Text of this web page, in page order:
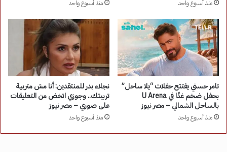
منذ أسبوع واحد منذ أسبوع واحد
تامر حسني يفتتح حفلات “يلا ساحل”
بحفل ضخم غدًا في U Arena
بالساحل الشمالي – مصر نيوز
منذ أسبوع واحد
نجلاء بدر للمنتقدين: أنا مش متربية
تربيتك.. وجوزي اتخض من التعليقات
على صوري – مصر نيوز
منذ أسبوع واحد